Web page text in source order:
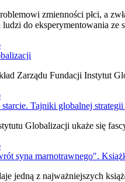
zmienności płci, a
ludzi do eksperymentowania ze
Zarządu Fundacji Instytut
Tajniki globalnej
Globalizacji ukaże się
syna marnotrawnego".
jedną z najważniejszych